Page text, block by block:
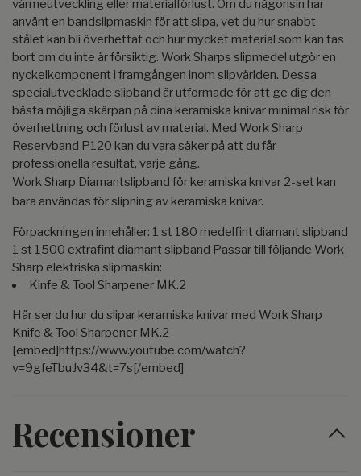
värmeutveckling eller materialförlust. Om du någonsin har
använt en bandslipmaskin för att slipa, vet du hur snabbt
stålet kan bli överhettat och hur mycket material som kan tas
bort om du inte är försiktig. Work Sharps slipmedel utgör en
nyckelkomponent i framgången inom slipvärlden. Dessa
specialutvecklade slipband är utformade för att ge dig den
bästa möjliga skärpan på dina keramiska knivar minimal risk för
överhettning och förlust av material. Med Work Sharp
Reservband P120 kan du vara säker på att du får
professionella resultat, varje gång.
Work Sharp Diamantslipband för keramiska knivar 2-set kan
bara användas för slipning av keramiska knivar.
Förpackningen innehåller: 1 st 180 medelfint diamant slipband
1 st 1500 extrafint diamant slipband Passar till följande Work
Sharp elektriska slipmaskin:
Kinfe & Tool Sharpener MK.2
Här ser du hur du slipar keramiska knivar med Work Sharp
Knife & Tool Sharpener MK.2
[embed]https://www.youtube.com/watch?
v=9gfeTbuJv34&t=7s[/embed]
Recensioner